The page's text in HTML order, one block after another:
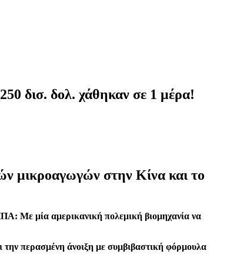
δισ. δολ. χάθηκαν σε 1 μέρα!
μικροαγωγών στην Κίνα και το
Με μία αμερικανική πολεμική βιομηχανία να
την περασμένη άνοιξη με συμβιβαστική φόρμουλα